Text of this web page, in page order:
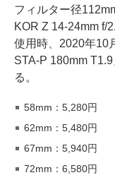
フィルター径
KOR Z 14-24mm f/
使用時、2020年10
STA-P 180mm
る。
58mm：5,280円
62mm：5,480円
67mm：5,940円
72mm：6,580円